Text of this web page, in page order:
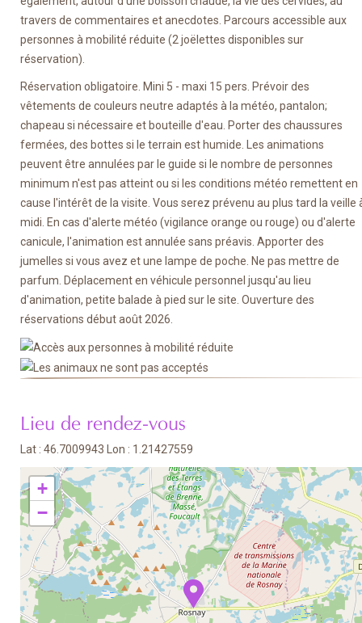
travers de commentaires et anecdotes. Parcours accessible aux
personnes à mobilité réduite (2 joëlettes disponibles sur
réservation).
Réservation obligatoire. Mini 5 - maxi 15 pers. Prévoir des
vêtements de couleurs neutre adaptés à la météo, pantalon;
chapeau si nécessaire et bouteille d'eau. Porter des chaussures
fermées, des bottes si le terrain est humide. Les animations
peuvent être annulées par le guide si le nombre de personnes
minimum n'est pas atteint ou si les conditions météo remettent en
cause l'intérêt de la visite. Vous serez prévenu au plus tard la veille
midi. En cas d'alerte météo (vigilance orange ou rouge) ou d'alerte
canicule, l'animation est annulée sans préavis. Apporter des
jumelles si vous avez et une lampe de poche. Ne pas mettre de
parfum. Déplacement en véhicule personnel jusqu'au lieu
d'animation, petite balade à pied sur le site. Ouverture des
réservations début août 2026.
Lieu de rendez-vous
Lat : 46.7009943 Lon : 1.21427559
+
−